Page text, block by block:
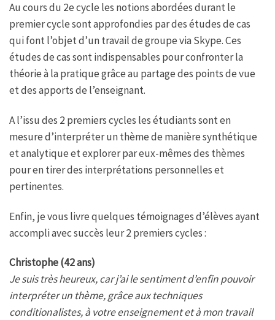
Au cours du 2e cycle les notions abordées durant le
premier cycle sont approfondies par des études de cas
qui font l’objet d’un travail de groupe via Skype. Ces
études de cas sont indispensables pour confronter la
théorie à la pratique grâce au partage des points de vue
et des apports de l’enseignant.
A l’issu des 2 premiers cycles les étudiants sont en
mesure d’interpréter un thème de manière synthétique
et analytique et explorer par eux-mêmes des thèmes
pour en tirer des interprétations personnelles et
pertinentes.
Enfin, je vous livre quelques témoignages d’élèves ayant
accompli avec succès leur 2 premiers cycles :
Christophe (42 ans)
Je suis très heureux, car j’ai le sentiment d’enfin pouvoir
interpréter un thème, grâce aux techniques
conditionalistes, à votre enseignement et à mon travail